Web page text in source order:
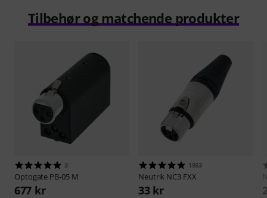
Tilbehør og matchende produkter
3
Optogate PB-05 M
677 kr
1933
Neutrik NC3 FXX
33 kr